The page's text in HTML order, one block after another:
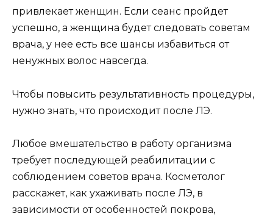
привлекает женщин. Если сеанс пройдет
успешно, а женщина будет следовать советам
врача, у нее есть все шансы избавиться от
ненужных волос навсегда.
Чтобы повысить результативность процедуры,
нужно знать, что происходит после ЛЭ.
Любое вмешательство в работу организма
требует последующей реабилитации с
соблюдением советов врача. Косметолог
расскажет, как ухаживать после ЛЭ, в
зависимости от особенностей покрова,